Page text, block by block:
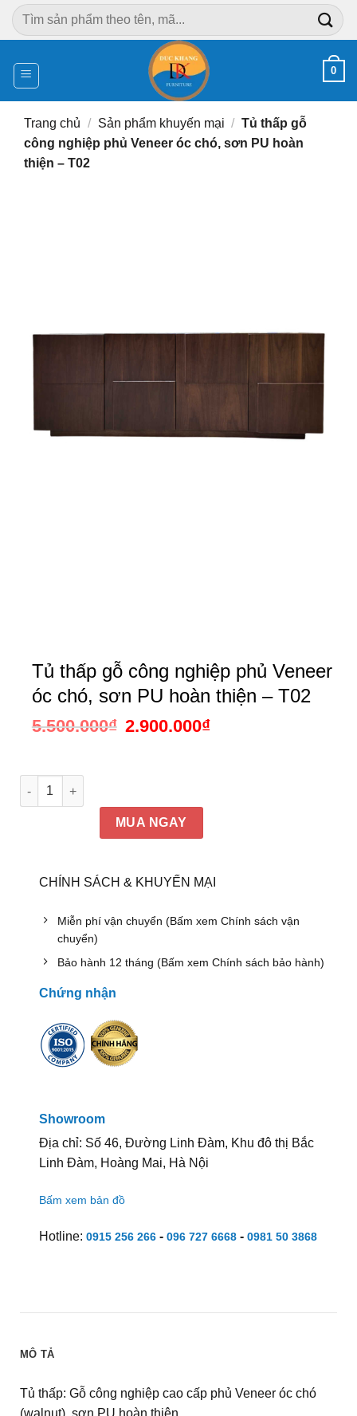
Chuyển
đến
dung
Tìm
kiếm:
0
Trang chủ / Sản phẩm khuyến mại / Tủ thấp gỗ
công nghiệp phủ Veneer óc chó, sơn PU hoàn
thiện – T02
Tủ thấp gỗ công nghiệp phủ Veneer
óc chó, sơn PU hoàn thiện – T02
5.500.000₫
Giá
gốc
2.900.000₫Giá
Tủ thấp gỗ công nghiệp phủ Veneer óc chó, sơn PU hoàn
MUA NGAY
CHÍNH SÁCH & KHUYẾN MẠI
Miễn phí vận chuyển (Bấm xem Chính sách vận
chuyển)
Bảo hành 12 tháng (Bấm xem Chính sách bảo hành)
Chứng nhận
Showroom
Địa chỉ: Số 46, Đường Linh Đàm, Khu đô thị Bắc
Linh Đàm, Hoàng Mai, Hà Nội
Bấm xem bản đồ
Hotline: 0915 256 266- 096 727 6668- 0981 50 3868
MÔ TẢ
Tủ thấp: Gỗ công nghiệp cao cấp phủ Veneer óc chó